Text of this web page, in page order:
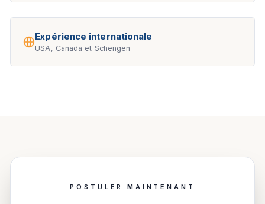
Expérience internationale
USA, Canada et Schengen
POSTULER MAINTENANT